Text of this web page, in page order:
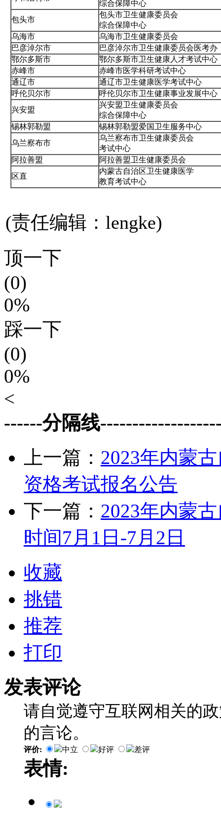
综合保障中心
包头市
包头市卫生健康委员会
综合保障中心
乌海市
乌海市卫生健康委员会
巴彦淖尔市
巴彦淖尔市卫生健康委员会医考办
鄂尔多斯市
鄂尔多斯市卫生健康人才考试中心
赤峰市
赤峰市医学科研考试中心
通辽市
通辽市卫生健康医学考试中心
呼伦贝尔市
呼伦贝尔市卫生健康事业发展中心
兴安盟
兴安盟卫生健康委员会
综合保障中心
锡林郭勒盟
锡林郭勒盟爱国卫生服务中心
乌兰察布市
乌兰察布市卫生健康委员会
考试中心
阿拉善盟
阿拉善盟卫生健康委员会
区直
内蒙古自治区卫生健康医学
教育考试中心
(责任编辑：lengke)
顶一下
(0)
0%
踩一下
(0)
0%
<
------分隔线
上一篇： 2023年内蒙
资格考试报名公告
下一篇： 2023年内蒙
时间7月1日-7月2日
收藏
挑错
推荐
打印
发表评论
请自觉遵守互联网相关的
的言论。
评价: 中立 好评 差评
表情: